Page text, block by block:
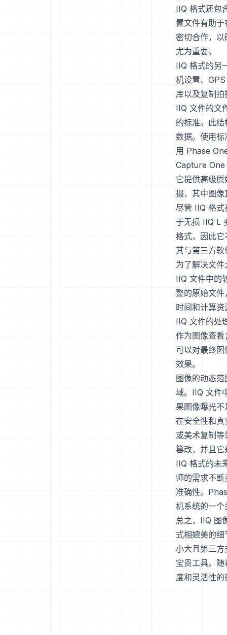
IIQ 格式还包
置文件有助
密切合作，
尤为重要。
IIQ 格式的另
机设置、
库以及复制
IIQ 文件的文
的标准。此
数据。使用
用 Phase
Capture One
它提供高级
摄，其中图
尽管 IIQ 格式
于无损 IIQ L
格式，因此
其与第三方
为了解决文
IIQ 文件中的
整的原始文
时间和计算资
IIQ 文件的处
作为图像查
可以对最终
效果。
图像的动态
域。IIQ 文件
果图像曝光
在安全性和
或美术复制
篡改，并且
IIQ 格式的未
师的需求不
准确性。
机系统的一
总之，IIQ 图
式相媲美的
小大且第三
宝贵工具。
度和灵活性